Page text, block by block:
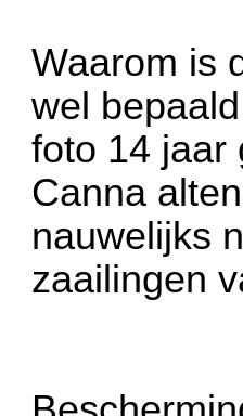
Waarom is
wel
foto 14 jaar
Canna
nauwelijks
zaailingen